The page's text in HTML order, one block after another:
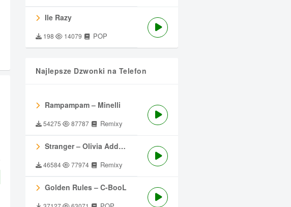
Ile Razy
198 14079 POP
Najlepsze Dzwonki na Telefon
Rampampam – Minelli
54275 87787 Remixy
Stranger – Olivia Addams
46584 77974 Remixy
Golden Rules – C-BooL